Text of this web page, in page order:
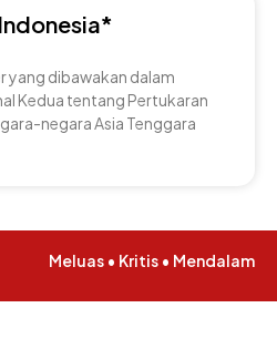
yang dibawakan dalam
Kedua tentang Pertukaran
negara Asia Tenggara
Meluas • Kritis • Mendalam